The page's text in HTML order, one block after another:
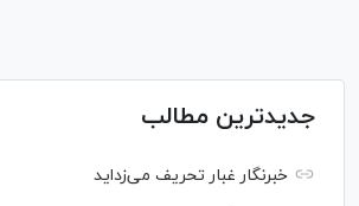
جدیدترین مطالب
خبرنگار غبار تحریف می‌زداید